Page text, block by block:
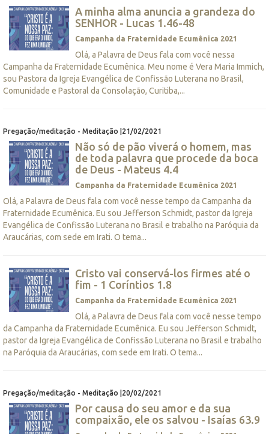
A minha alma anuncia a grandeza do
SENHOR - Lucas 1.46-48
Campanha da Fraternidade Ecumênica 2021
Olá, a Palavra de Deus fala com você nessa
Campanha da Fraternidade Ecumênica. Meu nome é Vera Maria Immich,
sou Pastora da Igreja Evangélica de Confissão Luterana no Brasil,
Comunidade e Pastoral da Consolação, Curitiba,...
Pregação/meditação - Meditação |21/02/2021
Não só de pão viverá o homem, mas
de toda palavra que procede da boca
de Deus - Mateus 4.4
Campanha da Fraternidade Ecumênica 2021
Olá, a Palavra de Deus fala com você nesse tempo da Campanha da
Fraternidade Ecumênica. Eu sou Jefferson Schmidt, pastor da Igreja
Evangélica de Confissão Luterana no Brasil e trabalho na Paróquia da
Araucárias, com sede em Irati. O tema...
Cristo vai conservá-los firmes até o
fim - 1 Coríntios 1.8
Campanha da Fraternidade Ecumênica 2021
Olá, a Palavra de Deus fala com você nesse tempo
da Campanha da Fraternidade Ecumênica. Eu sou Jefferson Schmidt,
pastor da Igreja Evangélica de Confissão Luterana no Brasil e trabalho
na Paróquia da Araucárias, com sede em Irati. O tema...
Pregação/meditação - Meditação |20/02/2021
Por causa do seu amor e da sua
compaixão, ele os salvou - Isaías 63.9